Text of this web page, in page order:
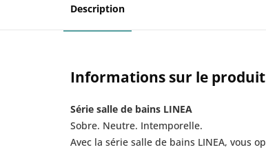
Description
Informations sur le
Série salle de bains LINEA
Sobre. Neutre. Intemporelle.
Avec la série salle de bains LINEA, vous